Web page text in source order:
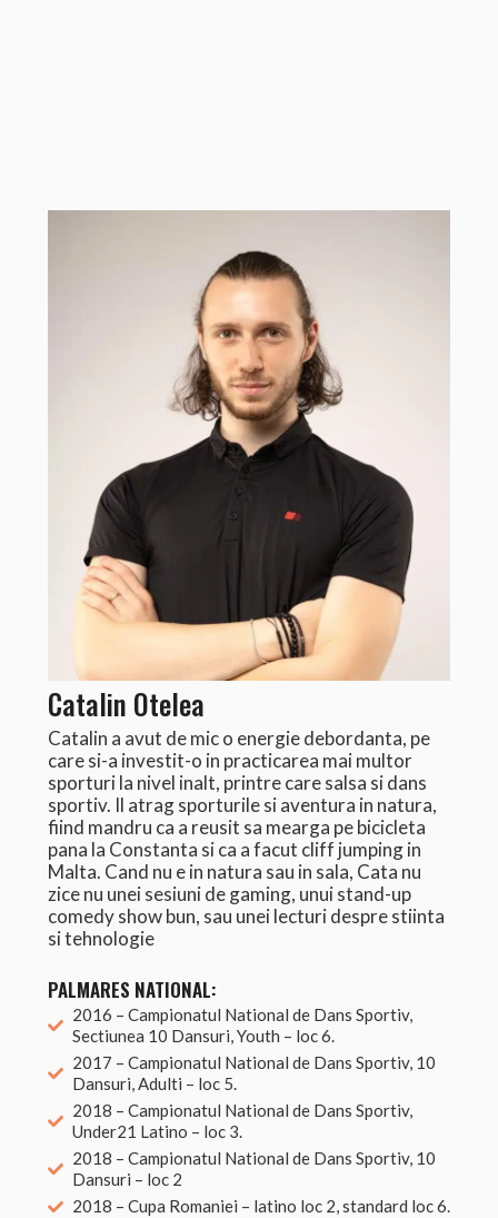
Catalin Otelea
Catalin a avut de mic o energie debordanta, pe
care si-a investit-o in practicarea mai multor
sporturi la nivel inalt, printre care salsa si dans
sportiv. Il atrag sporturile si aventura in natura,
fiind mandru ca a reusit sa mearga pe bicicleta
pana la Constanta si ca a facut cliff jumping in
Malta. Cand nu e in natura sau in sala, Cata nu
zice nu unei sesiuni de gaming, unui stand-up
comedy show bun, sau unei lecturi despre stiinta
si tehnologie
PALMARES NATIONAL:
2016 – Campionatul National de Dans Sportiv,
Sectiunea 10 Dansuri, Youth – loc 6.
2017 – Campionatul National de Dans Sportiv, 10
Dansuri, Adulti – loc 5.
2018 – Campionatul National de Dans Sportiv,
Under21 Latino – loc 3.
2018 – Campionatul National de Dans Sportiv, 10
Dansuri – loc 2
2018 – Cupa Romaniei – latino loc 2, standard loc 6.